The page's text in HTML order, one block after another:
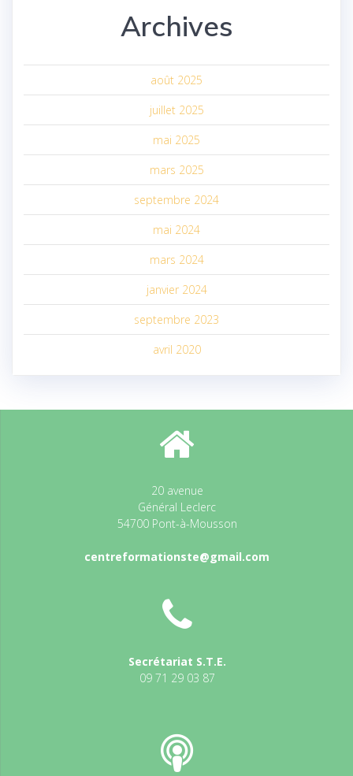
Archives
août 2025
juillet 2025
mai 2025
mars 2025
septembre 2024
mai 2024
mars 2024
janvier 2024
septembre 2023
avril 2020
20 avenue
Général Leclerc
54700 Pont-à-Mousson
centreformationste@gmail.com
Secrétariat S.T.E.
09 71 29 03 87